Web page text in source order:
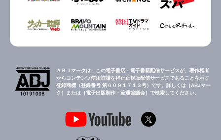
ＡＢＪマークは、この電子書店・電子書籍配信サービスが、著作権者
からコンテンツ使用許諾を得た正規版配信サービスであることを示す
登録商標（登録番号 第６０９１７１３号）です。詳しくは［ABJマー
ク］または［電子出版制作・流通協議会］で検索してください。